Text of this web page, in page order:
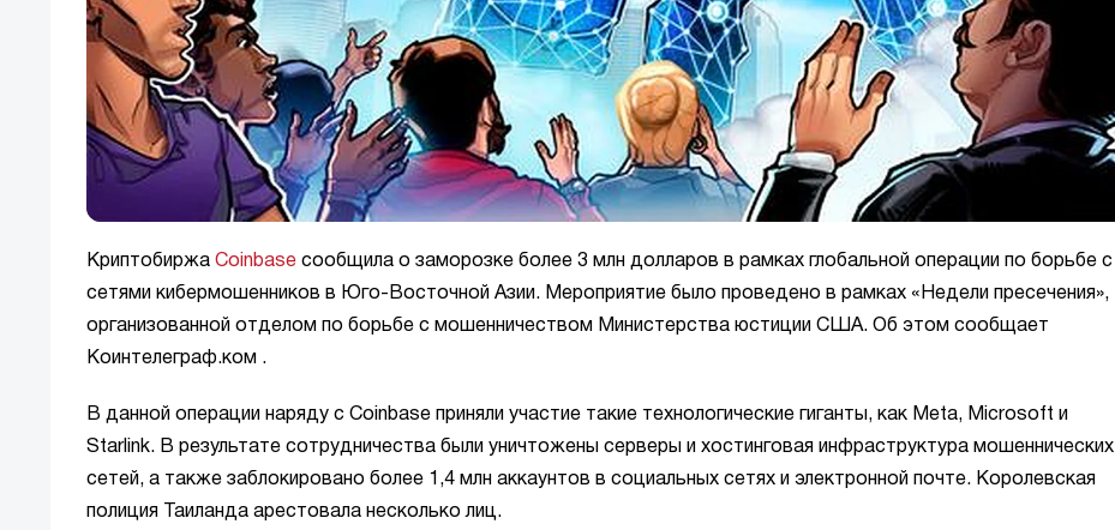
Криптобиржа Coinbase сообщила о заморозке более 3 млн долларов в рамках глобальной операции по борьбе с
сетями кибермошенников в Юго-Восточной Азии. Мероприятие было проведено в рамках «Недели пресечения»,
организованной отделом по борьбе с мошенничеством Министерства юстиции США. Об этом сообщает
Коинтелеграф.ком .
В данной операции наряду с Coinbase приняли участие такие технологические гиганты, как Meta, Microsoft и
Starlink. В результате сотрудничества были уничтожены серверы и хостинговая инфраструктура мошеннических
сетей, а также заблокировано более 1,4 млн аккаунтов в социальных сетях и электронной почте. Королевская
полиция Таиланда арестовала несколько лиц.